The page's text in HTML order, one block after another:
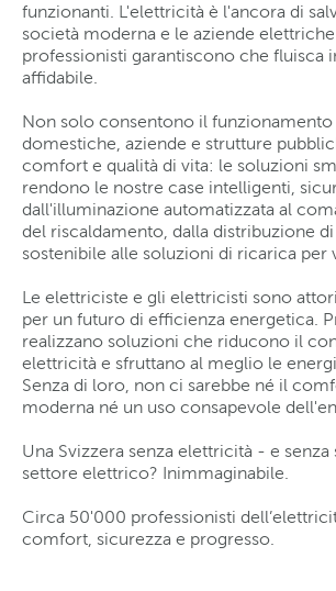
funzionanti. L'elettricità è l'ancora di
società moderna e le aziende
professionisti garantiscono che fluisca
affidabile.
Non solo consentono il
domestiche, aziende e strutture
comfort e qualità di vita: le soluzioni
rendono le nostre case intelligenti,
dall'illuminazione automatizzata al
del riscaldamento, dalla distribuzione
sostenibile alle soluzioni di ricarica per
Le elettriciste e gli elettricisti sono
per un futuro di efficienza energetica.
realizzano soluzioni che riducono il
elettricità e sfruttano al meglio le
Senza di loro, non ci sarebbe né il
moderna né un uso consapevole
Una Svizzera senza elettricità - e senza
settore elettrico? Inimmaginabile.
Circa 50'000 professionisti
comfort, sicurezza e progresso.